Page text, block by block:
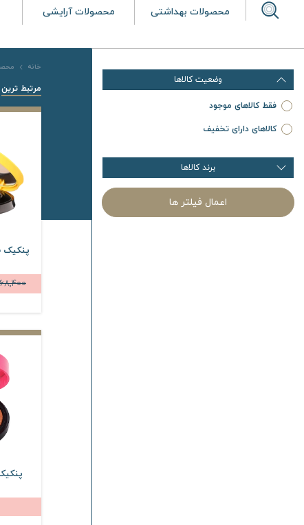
محصولات بهداشتی محصولات آرایشی
وضعیت کالاها
فقط کالاهای موجود
کالاهای دارای تخفیف
برند کالاها
اعمال فیلتر ها
خانه
مرتبط ترین
پنکیک